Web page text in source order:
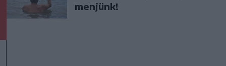
menjünk!